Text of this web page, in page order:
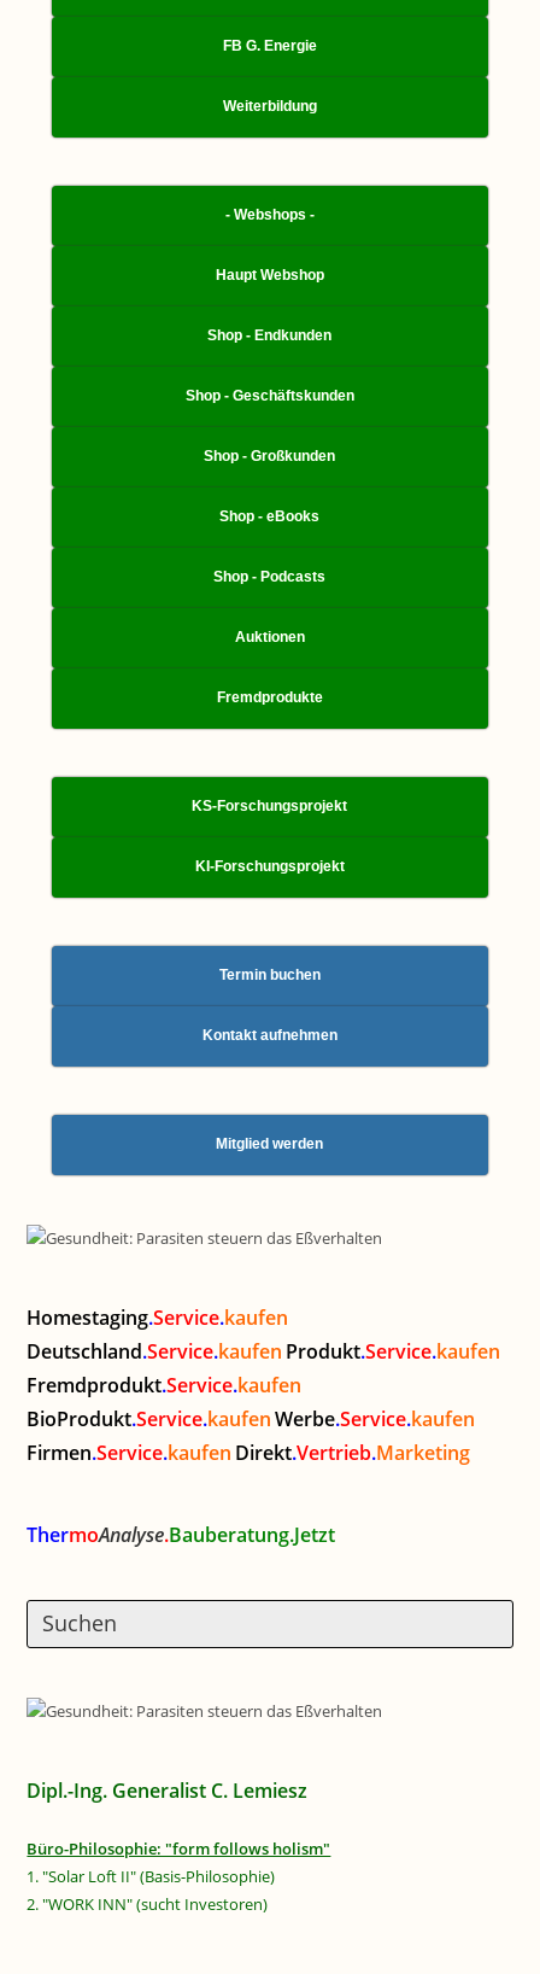
FB G. Energie
Weiterbildung
- Webshops -
Haupt Webshop
Shop - Endkunden
Shop - Geschäftskunden
Shop - Großkunden
Shop - eBooks
Shop - Podcasts
Auktionen
Fremdprodukte
KS-Forschungsprojekt
KI-Forschungsprojekt
Termin buchen
Kontakt aufnehmen
Mitglied werden
Homestaging.Service.kaufen
Deutschland.Service.kaufen Produkt.Service.kaufen
Fremdprodukt.Service.kaufen
BioProdukt.Service.kaufen Werbe.Service.kaufen
Firmen.Service.kaufen Direkt.Vertrieb.Marketing
ThermoAnalyse.Bauberatung.Jetzt
Dipl.-Ing. Generalist C. Lemiesz
Büro-Philosophie: "form follows holism"
1. "Solar Loft II" (Basis-Philosophie)
2. "WORK INN" (sucht Investoren)